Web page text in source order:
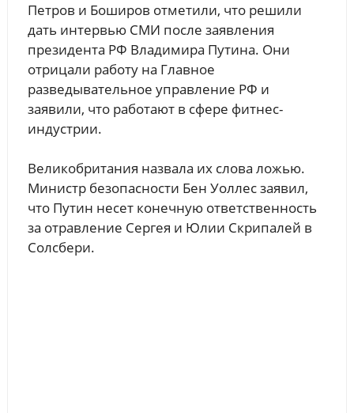
Петров и Боширов отметили, что решили
дать интервью СМИ после заявления
президента РФ Владимира Путина. Они
отрицали работу на Главное
разведывательное управление РФ и
заявили, что работают в сфере фитнес-
индустрии.
Великобритания назвала их слова ложью.
Министр безопасности Бен Уоллес заявил,
что Путин несет конечную ответственность
за отравление Сергея и Юлии Скрипалей в
Солсбери.